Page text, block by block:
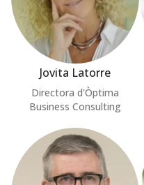
Jovita Latorre
Directora d'Òptima
Business Consulting